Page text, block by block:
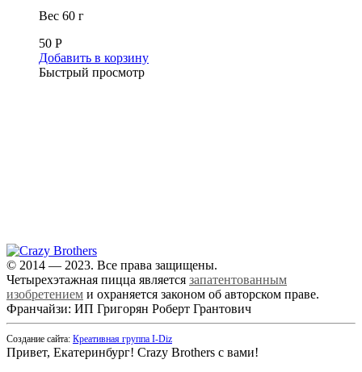
Вес 60 г
50 Р
Добавить в корзину
Быстрый просмотр
© 2014 — 2023. Все права защищены.
Четырехэтажная пицца является запатентованным
изобретением и охраняется законом об авторском праве.
Франчайзи: ИП Григорян Роберт Грантович
Создание сайта: Креативная группа I-Diz
Привет, Екатеринбург! Crazy Brothers с вами!